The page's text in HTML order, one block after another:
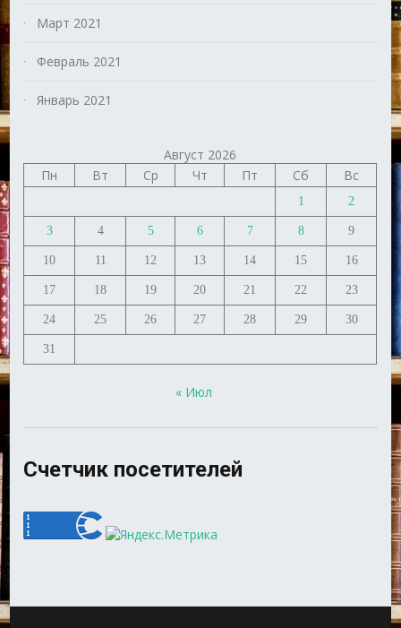
Март 2021
Февраль 2021
Январь 2021
Август 2026
Пн
Вт Ср Чт Пт Сб Вс
1 2
3 4 5 6 7 8 9
10 11 12 13 14 15 16
17 18 19 20 21 22 23
24 25 26 27 28 29 30
31
« Июл
Счетчик посетителей